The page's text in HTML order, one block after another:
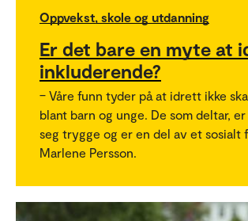
Oppvekst, skole og utdanning
Er det bare en myte at
inkluderende?
– Våre funn tyder på at idrett ikke
blant barn og unge. De som deltar,
seg trygge og er en del av et sosialt
Marlene Persson.